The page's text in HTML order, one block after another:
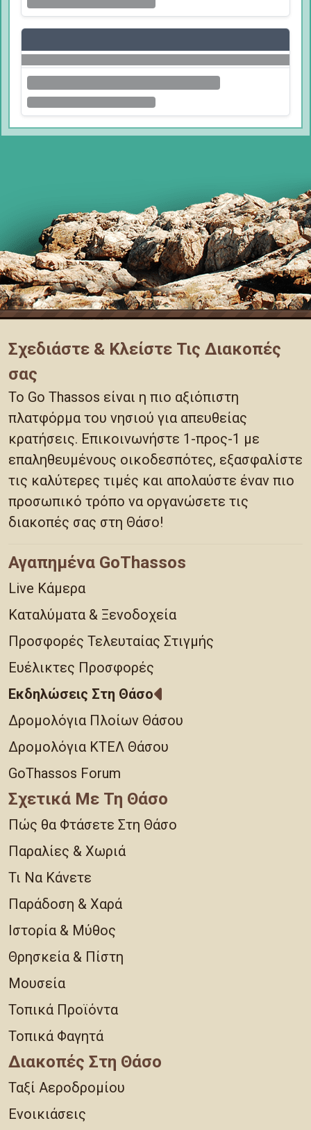
Σχεδιάστε & Κλείστε Τις Διακοπές
σας
Το Go Thassos είναι η πιο αξιόπιστη
πλατφόρμα του νησιού για απευθείας
κρατήσεις. Επικοινωνήστε 1-προς-1 με
επαληθευμένους οικοδεσπότες, εξασφαλίστε
τις καλύτερες τιμές και απολαύστε έναν πιο
προσωπικό τρόπο να οργανώσετε τις
διακοπές σας στη Θάσο!
Αγαπημένα GoThassos
Live Κάμερα
Καταλύματα & Ξενοδοχεία
Προσφορές Τελευταίας Στιγμής
Ευέλικτες Προσφορές
Εκδηλώσεις Στη Θάσο
Δρομολόγια Πλοίων Θάσου
Δρομολόγια ΚΤΕΛ Θάσου
GoThassos Forum
Σχετικά Με Τη Θάσο
Πώς θα Φτάσετε Στη Θάσο
Παραλίες & Χωριά
Τι Να Κάνετε
Παράδοση & Χαρά
Ιστορία & Μύθος
Θρησκεία & Πίστη
Μουσεία
Τοπικά Προϊόντα
Τοπικά Φαγητά
Διακοπές Στη Θάσο
Ταξί Αεροδρομίου
Ενοικιάσεις